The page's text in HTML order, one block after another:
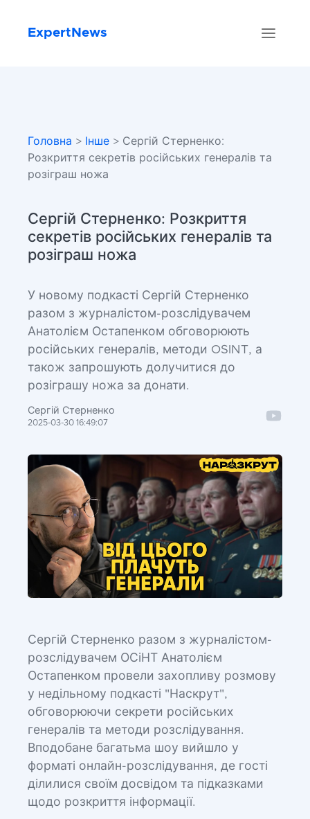
ExpertNews
Головна > Інше > Сергій Стерненко:
Розкриття секретів російських генералів та
розіграш ножа
Сергій Стерненко: Розкриття
секретів російських генералів та
розіграш ножа
У новому подкасті Сергій Стерненко
разом з журналістом-розслідувачем
Анатолієм Остапенком обговорюють
російських генералів, методи OSINT, а
також запрошують долучитися до
розіграшу ножа за донати.
Сергій Стерненко
2025-03-30 16:49:07
Сергій Стерненко разом з журналістом-
розслідувачем ОСіНТ Анатолієм
Остапенком провели захопливу розмову
у недільному подкасті "Наскрут",
обговорюючи секрети російських
генералів та методи розслідування.
Вподобане багатьма шоу вийшло у
форматі онлайн-розслідування, де гості
ділилися своїм досвідом та підказками
щодо розкриття інформації.